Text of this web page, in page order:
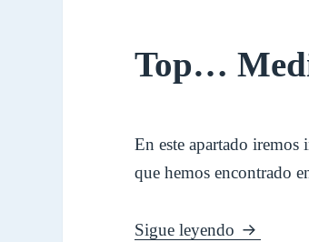
Top…
En este apartado
que hemos encontrado
Sigue leyendo Top…